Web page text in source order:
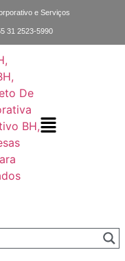
e Serviços
31 2523-5990